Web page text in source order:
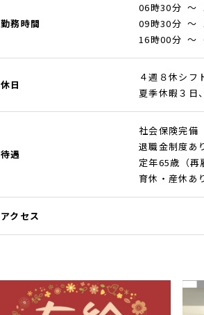
勤務時間
06時30分 ～
09時30分 ～
16時00分 ～
休日
４週８休シフ
夏季休暇３日
待遇
社会保険完備
退職金制度あ
定年65歳（再
育休・産休あ
アクセス